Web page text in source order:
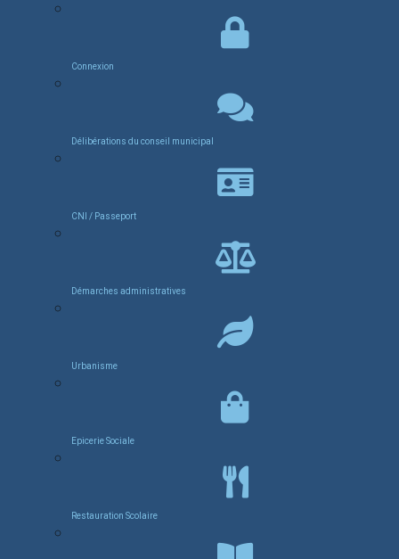
Connexion
Délibérations du conseil municipal
CNI / Passeport
Démarches administratives
Urbanisme
Epicerie Sociale
Restauration Scolaire